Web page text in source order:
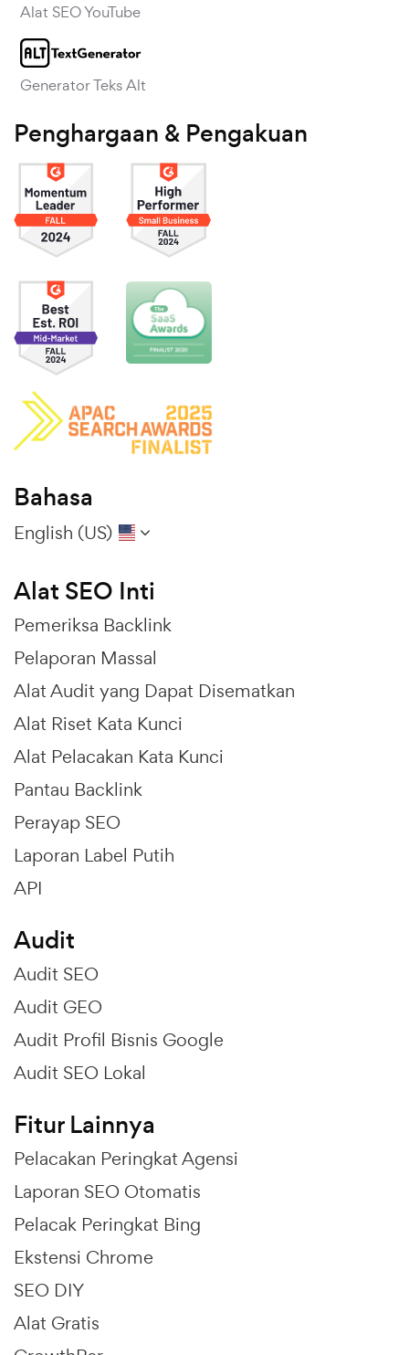
Alat SEO YouTube
Generator Teks Alt
Penghargaan & Pengakuan
Bahasa
English (US)
Alat SEO Inti
Pemeriksa Backlink
Pelaporan Massal
Alat Audit yang Dapat Disematkan
Alat Riset Kata Kunci
Alat Pelacakan Kata Kunci
Pantau Backlink
Perayap SEO
Laporan Label Putih
API
Audit
Audit SEO
Audit GEO
Audit Profil Bisnis Google
Audit SEO Lokal
Fitur Lainnya
Pelacakan Peringkat Agensi
Laporan SEO Otomatis
Pelacak Peringkat Bing
Ekstensi Chrome
SEO DIY
Alat Gratis